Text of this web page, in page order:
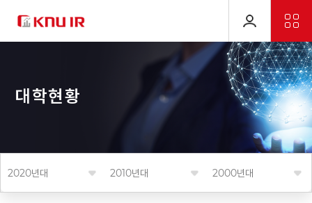
대 학현황
2020년대 2010년대 2000년대